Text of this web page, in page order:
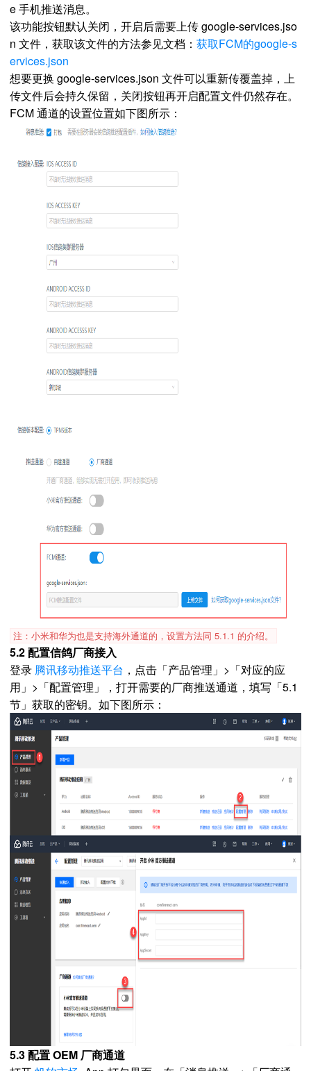
e 手机推送消息。
该功能按钮默认关闭，开启后需要上传 google-services.jso
n 文件，获取该文件的方法参见文档： 获取FCM的google-s
ervices.json
想要更换 google-services.json 文件可以重新传覆盖掉，上
传文件后会持久保留，关闭按钮再开启配置文件仍然存在。
FCM 通道的设置位置如下图所示：
注：小米和华为也是支持海外通道的，设置方法同 5.1.1 的介绍。
5.2 配置信鸽厂商接入
登录 腾讯移动推送平台 ，点击「产品管理」>「对应的应
用」>「配置管理」，打开需要的厂商推送通道，填写「5.1
节」获取的密钥。如下图所示：
5.3 配置 OEM 厂商通道